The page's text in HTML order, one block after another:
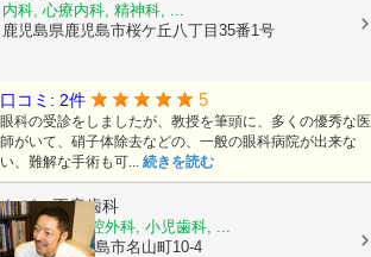
内科, 心療内科, 精神科, ...
鹿児島県鹿児島市桜ケ丘八丁目35番1号
口コミ: 2件 5
眼科の受診をしましたが、教授を筆頭に、多くの優秀な医
師がいて、硝子体除去などの、一般の眼科病院が出来な
い、難解な手術も可... 続きを読む
ながい正彦歯科
歯科, 歯科口腔外科, 小児歯科, ...
鹿児島県鹿児島市名山町10-4